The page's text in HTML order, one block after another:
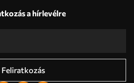
a hírlevélre
Feliratkozás